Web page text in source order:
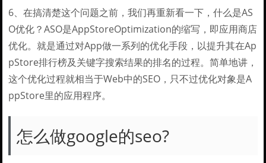
6、在搞清楚这个问题之前，我们再重新看一下，什么是AS
O优化？ASO是AppStoreOptimization的缩写，即应用商店
优化。就是通过对App做一系列的优化手段，以提升其在Ap
pStore排行榜及关键字搜索结果的排名的过程。简单地讲，
这个优化过程就相当于Web中的SEO，只不过优化对象是A
ppStore里的应用程序。
怎么做google的seo?